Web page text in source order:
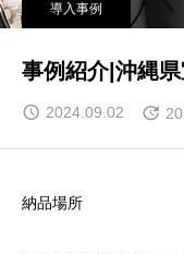
導入事例
事例紹介|沖縄
2024.09.02
納品場所